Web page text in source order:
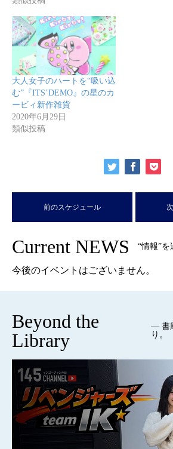
大人女子のハートを“吸い込
む”『ITS’DEMO』の星のカ
ービィ新作雑貨
2020年6月29日
類似投稿
前のスケジュール
Current NEWS “情報”を
今後のイベントはございません。
Beyond the
Library
— 書
り。